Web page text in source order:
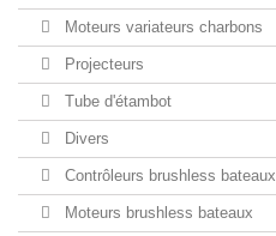
Moteurs variateurs charbons
Projecteurs
Tube d'étambot
Divers
Contrôleurs brushless bateaux
Moteurs brushless bateaux